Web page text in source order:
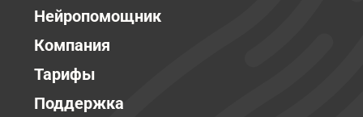
Нейропомощник
Компания
Тарифы
Поддержка